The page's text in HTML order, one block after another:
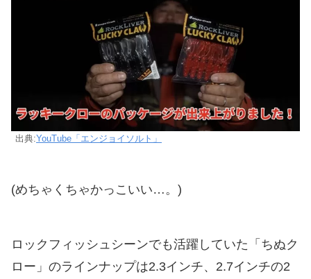
出典:YouTube「エンジョイソルト」
(めちゃくちゃかっこいい…。)
ロックフィッシュシーンでも活躍していた「ちぬク
ロー」のラインナップは2.3インチ、2.7インチの2